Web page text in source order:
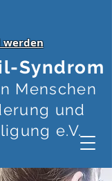
Syndrom
Menschen
und
e.V.